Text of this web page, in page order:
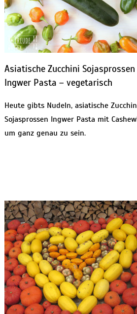
Asiatische Zucchini Sojasprossen
Ingwer Pasta – vegetarisch
Heute gibts Nudeln, asiatische
Sojasprossen Ingwer Pasta mit
um ganz genau zu sein.